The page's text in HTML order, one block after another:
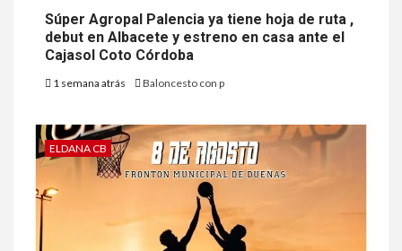
Súper Agropal Palencia ya tiene hoja de ruta ,
debut en Albacete y estreno en casa ante el
Cajasol Coto Córdoba
1 semana atrás Baloncesto con p
ELDANA CB